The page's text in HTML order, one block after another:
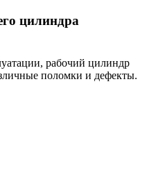
цилиндра
рабочий цилиндр
поломки и дефекты.